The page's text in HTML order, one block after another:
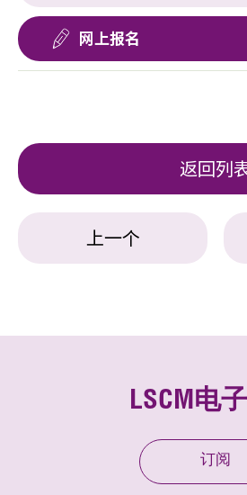
网上报名
返回列
上一个
LSCM电
订阅